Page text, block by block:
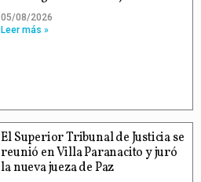
05/08/2026
Leer más »
El Superior Tribunal de Justicia se
reunió en Villa Paranacito y juró
la nueva jueza de Paz